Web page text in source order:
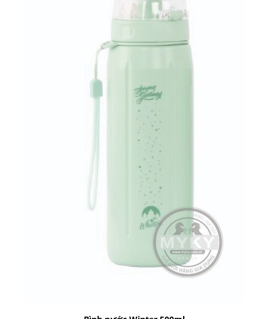
BÌNH NƯỚC SPRING 500ML
40.000 đ